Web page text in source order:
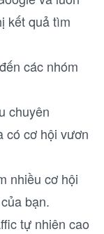
kết quả tìm
các nhóm
chuyên
có cơ hội vươn
nhiều cơ hội
bạn.
tự nhiên cao